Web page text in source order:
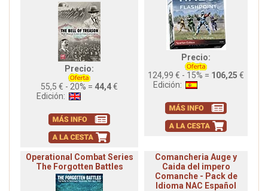
Precio:
55,5 € - 20% = 44,4€
Edición:
Precio:
124,99 € - 15% = 106,25 €
Edición:
Operational Combat Series
The Forgotten Battles
Comancheria Auge y
Caida del impero
Comanche - Pack de
Idioma NAC Español